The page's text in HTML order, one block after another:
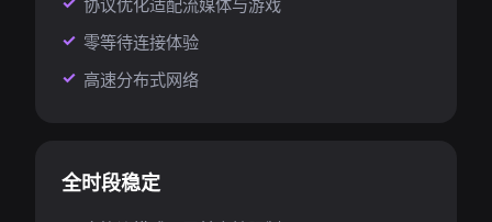
协议优化适配流媒体与游戏
零等待连接体验
高速分布式网络
全时段稳定